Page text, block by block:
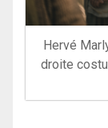
Hervé
droite